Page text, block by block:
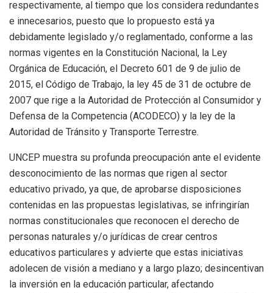
respectivamente, al tiempo que los considera redundantes
e innecesarios, puesto que lo propuesto está ya
debidamente legislado y/o reglamentado, conforme a las
normas vigentes en la Constitución Nacional, la Ley
Orgánica de Educación, el Decreto 601 de 9 de julio de
2015, el Código de Trabajo, la ley 45 de 31 de octubre de
2007 que rige a la Autoridad de Protección al Consumidor y
Defensa de la Competencia (ACODECO) y la ley de la
Autoridad de Tránsito y Transporte Terrestre.
UNCEP muestra su profunda preocupación ante el evidente
desconocimiento de las normas que rigen al sector
educativo privado, ya que, de aprobarse disposiciones
contenidas en las propuestas legislativas, se infringirían
normas constitucionales que reconocen el derecho de
personas naturales y/o jurídicas de crear centros
educativos particulares y advierte que estas iniciativas
adolecen de visión a mediano y a largo plazo; desincentivan
la inversión en la educación particular, afectando